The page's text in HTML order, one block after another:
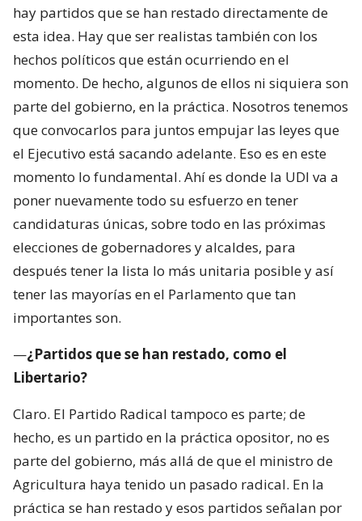
hay partidos que se han restado directamente de
esta idea. Hay que ser realistas también con los
hechos políticos que están ocurriendo en el
momento. De hecho, algunos de ellos ni siquiera son
parte del gobierno, en la práctica. Nosotros tenemos
que convocarlos para juntos empujar las leyes que
el Ejecutivo está sacando adelante. Eso es en este
momento lo fundamental. Ahí es donde la UDI va a
poner nuevamente todo su esfuerzo en tener
candidaturas únicas, sobre todo en las próximas
elecciones de gobernadores y alcaldes, para
después tener la lista lo más unitaria posible y así
tener las mayorías en el Parlamento que tan
importantes son.
—¿Partidos que se han restado, como el
Libertario?
Claro. El Partido Radical tampoco es parte; de
hecho, es un partido en la práctica opositor, no es
parte del gobierno, más allá de que el ministro de
Agricultura haya tenido un pasado radical. En la
práctica se han restado y esos partidos señalan por